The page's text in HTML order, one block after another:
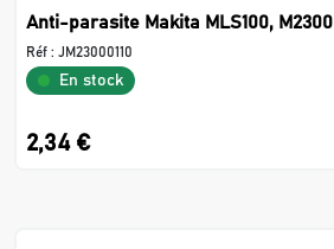
Anti-parasite Makita MLS100, M2300
Réf : JM23000110
En stock
2,34 €